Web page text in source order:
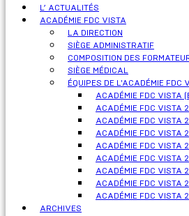
L’ ACTUALITÉS
ACADÉMIE FDC VISTA
LA DIRECTION
SIÈGE ADMINISTRATIF
COMPOSITION DES
SIÈGE MÉDICAL
ÉQUIPES DE L'ACADÉMIE FDC
ACADÉMIE FDC VISTA
ACADÉMIE FDC VISTA
ACADÉMIE FDC VISTA
ACADÉMIE FDC VISTA
ACADÉMIE FDC VISTA
ACADÉMIE FDC VISTA
ACADÉMIE FDC VISTA
ACADÉMIE FDC VISTA
ACADÉMIE FDC VISTA
ARCHIVES